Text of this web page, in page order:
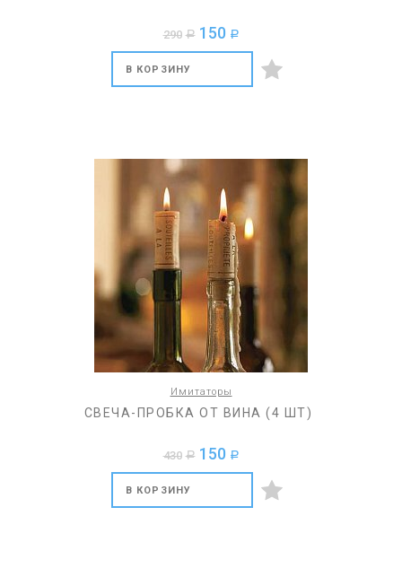
290 a 150 a
В КОРЗИНУ
Имитаторы
СВЕЧА-ПРОБКА ОТ ВИНА (4 ШТ)
430 a 150 a
В КОРЗИНУ